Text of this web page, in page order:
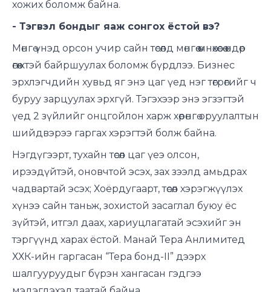
хожих боломж байна.
- Тэгвэл бондыг яаж сонгох ёстой вэ?
Мөнгө үнэд орсон учир сайн төсөлд мөнгөө өмнөхөөсөө өндөр
өгөөжтэй байршуулах боломж бүрдлээ. Бизнес
эрхлэгчдийн хувьд яг энэ цаг үед нэг төгрөгийг ч
буруу зарцуулах эрхгүй. Тэгэхээр энэ эгзэгтэй
үед 2 зүйлийг онцгойлон харж хөрөнгө оруулалтын
шийдвэрээ гаргах хэрэгтэй болж байна.
Нэгдүгээрт, тухайн төсөл цаг үеэ олсон,
ирээдүйтэй, оновчтой эсэх, зах зээлд амьдрах
чадвартай эсэх; Хоёрдугаарт, төсөл хэрэгжүүлэх
хүнээ сайн таньж, зохистой засаглал буюу ёс
зүйтэй, итгэл даах, хариуцлагатай эсэхийг эн
тэргүүнд харах ёстой. Манай Тера Анлимитед
ХХК-ийн гаргасан “Тера бонд-II” дээрх
шалгууруудыг бүрэн хангасан гэдгээ